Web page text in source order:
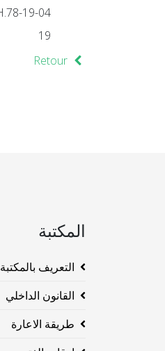
19-04-PH.78
19
Retour
المكتبة
التعريف بالمكتبة
القانون الداخلي
طريقة الاعارة